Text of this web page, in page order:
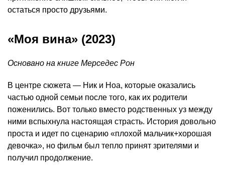
остаться просто друзьями.
«Моя вина» (2023)
Основано на книге Мерседес Рон
В центре сюжета — Ник и Ноа, которые оказались
частью одной семьи после того, как их родители
поженились. Вот только вместо родственных уз между
ними вспыхнула настоящая страсть. История довольно
проста и идет по сценарию «плохой мальчик+хорошая
девочка», но фильм был тепло принят зрителями и
получил продолжение.